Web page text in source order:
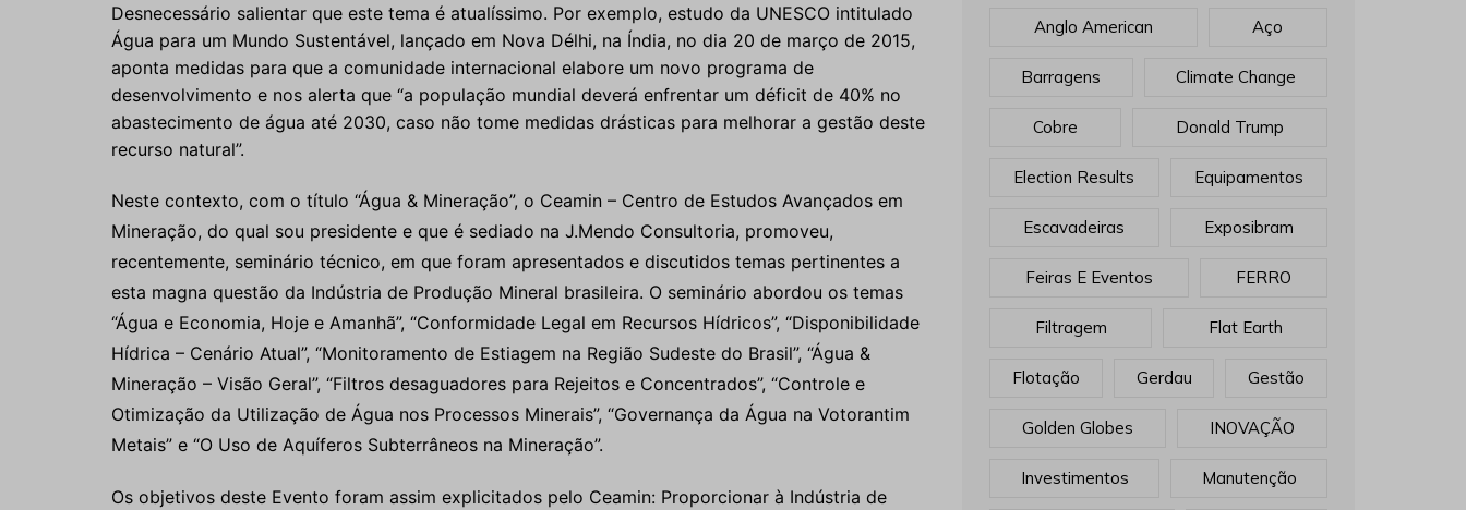
Desnecessário salientar que este tema é atualíssimo. Por exemplo, estudo da UNESCO intitulado
Água para um Mundo Sustentável, lançado em Nova Délhi, na Índia, no dia 20 de março de 2015,
aponta medidas para que a comunidade internacional elabore um novo programa de
desenvolvimento e nos alerta que “a população mundial deverá enfrentar um déficit de 40% no
abastecimento de água até 2030, caso não tome medidas drásticas para melhorar a gestão deste
recurso natural”.
Neste contexto, com o título “Água & Mineração”, o Ceamin – Centro de Estudos Avançados em
Mineração, do qual sou presidente e que é sediado na J.Mendo Consultoria, promoveu,
recentemente, seminário técnico, em que foram apresentados e discutidos temas pertinentes a
esta magna questão da Indústria de Produção Mineral brasileira. O seminário abordou os temas
“Água e Economia, Hoje e Amanhã”, “Conformidade Legal em Recursos Hídricos”, “Disponibilidade
Hídrica – Cenário Atual”, “Monitoramento de Estiagem na Região Sudeste do Brasil”, “Água &
Mineração – Visão Geral”, “Filtros desaguadores para Rejeitos e Concentrados”, “Controle e
Otimização da Utilização de Água nos Processos Minerais”, “Governança da Água na Votorantim
Metais” e “O Uso de Aquíferos Subterrâneos na Mineração”.
Os objetivos deste Evento foram assim explicitados pelo Ceamin: Proporcionar à Indústria de
Anglo American Aço
Barragens Climate Change
Cobre Donald Trump
Election Results Equipamentos
Escavadeiras Exposibram
Feiras E Eventos FERRO
Filtragem Flat Earth
Flotação Gerdau Gestão
Golden Globes INOVAÇÃO
Investimentos Manutenção